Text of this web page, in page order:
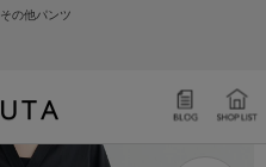
その他パンツ